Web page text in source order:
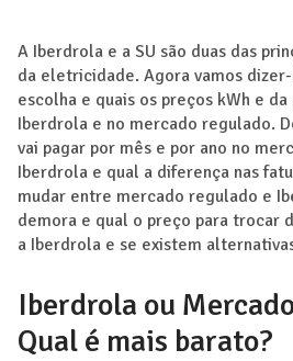
A Iberdrola e a SU são duas das
da eletricidade. Agora vamos
escolha e quais os preços kWh e
Iberdrola e no mercado regulado.
vai pagar por mês e por ano no
Iberdrola e qual a diferença nas
mudar entre mercado regulado e
demora e qual o preço para trocar
a Iberdrola e se existem
Iberdrola ou
Qual é mais barato?